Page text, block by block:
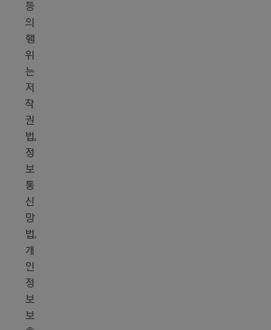
주
소
서
울
시
강
남
구
역
삼
로
17
길
9,
2
층
등
의
행
위
는
저
작
권
법,
정
보
통
신
망
법,
개
인
정
보
보